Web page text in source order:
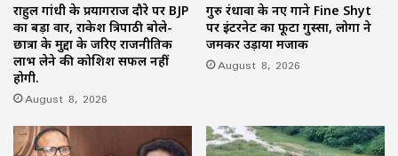
राहुल गांधी के प्रयागराज दौरे पर BJP
का बड़ा वार, राकेश त्रिपाठी बोले-
छात्रों के मुद्दों के जरिए राजनीतिक
लाभ लेने की कोशिश सफल नहीं
होगी.
August 8, 2026
गुरु रंधावा के नए गाने Fine Shyt
पर इंटरनेट का फूटा गुस्सा, लोगों ने
जमकर उड़ाया मजाक
August 8, 2026